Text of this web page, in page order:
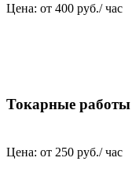
Цена: от 400 руб./ час
Токарные работы
Цена: от 250 руб./ час